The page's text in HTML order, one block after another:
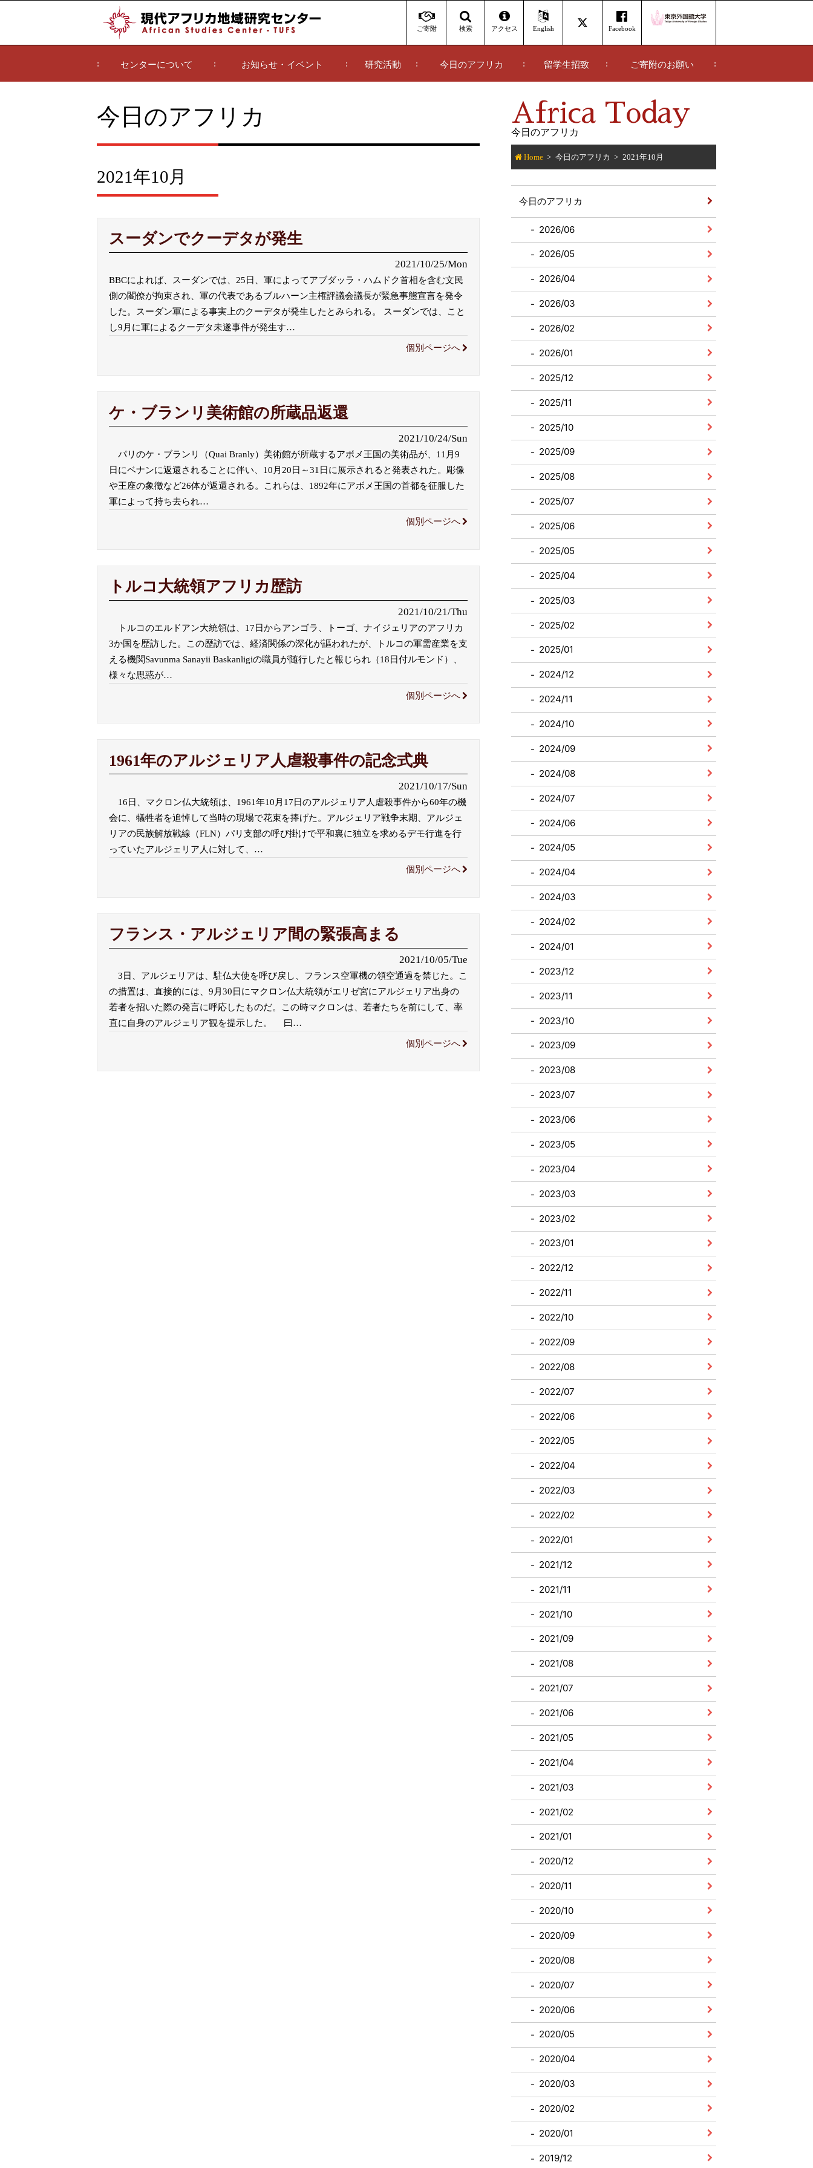
ご寄附 検索 アクセス English Facebook
センターについて お知らせ・イベント 研究活動 今日のアフリカ 留学生招致 ご寄附のお願い
Africa Today
今日のアフリカ
Home 今日のアフリカ 2021年10月
今日のアフリカ
2026/06
2026/05
2026/04
2026/03
2026/02
2026/01
2025/12
2025/11
2025/10
2025/09
2025/08
2025/07
2025/06
2025/05
2025/04
2025/03
2025/02
2025/01
2024/12
2024/11
2024/10
2024/09
2024/08
2024/07
2024/06
2024/05
2024/04
2024/03
2024/02
2024/01
2023/12
2023/11
2023/10
2023/09
2023/08
2023/07
2023/06
2023/05
2023/04
2023/03
2023/02
2023/01
2022/12
2022/11
2022/10
2022/09
2022/08
2022/07
2022/06
2022/05
2022/04
2022/03
2022/02
2022/01
2021/12
2021/11
2021/10
2021/09
2021/08
2021/07
2021/06
2021/05
2021/04
2021/03
2021/02
2021/01
2020/12
2020/11
2020/10
2020/09
2020/08
2020/07
2020/06
2020/05
2020/04
2020/03
2020/02
2020/01
2019/12
今日のアフリカ
2021年10月
スーダンでクーデタが発生
2021/10/25/Mon
BBCによれば、スーダンでは、25日、軍によってアブダッラ・ハムドク首相を含む文民
側の閣僚が拘束され、軍の代表であるブルハーン主権評議会議長が緊急事態宣言を発令
した。スーダン軍による事実上のクーデタが発生したとみられる。 スーダンでは、こと
し9月に軍によるクーデタ未遂事件が発生す…
個別ページへ
ケ・ブランリ美術館の所蔵品返還
2021/10/24/Sun
パリのケ・ブランリ（Quai Branly）美術館が所蔵するアボメ王国の美術品が、11月9
日にベナンに返還されることに伴い、10月20日～31日に展示されると発表された。彫像
や王座の象徴など26体が返還される。これらは、1892年にアボメ王国の首都を征服した
軍によって持ち去られ…
個別ページへ
トルコ大統領アフリカ歴訪
2021/10/21/Thu
トルコのエルドアン大統領は、17日からアンゴラ、トーゴ、ナイジェリアのアフリカ
3か国を歴訪した。この歴訪では、経済関係の深化が謳われたが、トルコの軍需産業を支
える機関Savunma Sanayii Baskanligiの職員が随行したと報じられ（18日付ルモンド）、
様々な思惑が…
個別ページへ
1961年のアルジェリア人虐殺事件の記念式典
2021/10/17/Sun
16日、マクロン仏大統領は、1961年10月17日のアルジェリア人虐殺事件から60年の機
会に、犠牲者を追悼して当時の現場で花束を捧げた。アルジェリア戦争末期、アルジェ
リアの民族解放戦線（FLN）パリ支部の呼び掛けで平和裏に独立を求めるデモ行進を行
っていたアルジェリア人に対して、 …
個別ページへ
フランス・アルジェリア間の緊張高まる
2021/10/05/Tue
3日、アルジェリアは、駐仏大使を呼び戻し、フランス空軍機の領空通過を禁じた。こ
の措置は、直接的には、9月30日にマクロン仏大統領がエリゼ宮にアルジェリア出身の
若者を招いた際の発言に呼応したものだ。この時マクロンは、若者たちを前にして、率
直に自身のアルジェリア観を提示した。 曰…
個別ページへ